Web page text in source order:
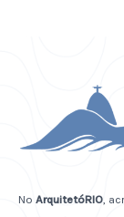
No ArquitetóRIO,